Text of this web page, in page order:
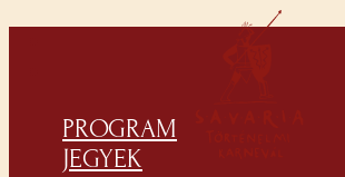
PROGRAM
JEGYEK